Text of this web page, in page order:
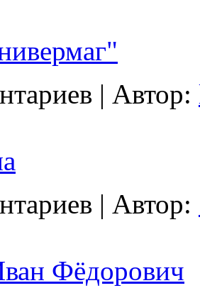
| Автор:
| Автор:
Фёдорович